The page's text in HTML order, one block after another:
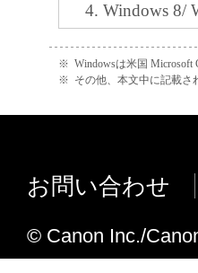
Windows 8/
V3.00からV3.10
カスタマイ
・ 2色プリ
［カラーモ
・ ［部門別
する］［保
※ Windowsは米国
※ その他、本文中に記載さ
お問い合わせ
© Canon Inc./